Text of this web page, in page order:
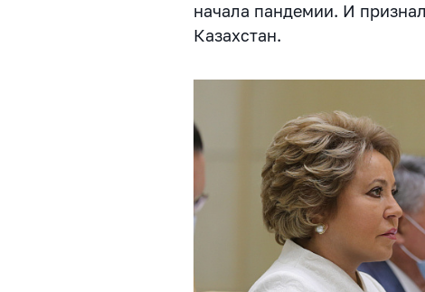
начала пандемии. И
Казахстан.